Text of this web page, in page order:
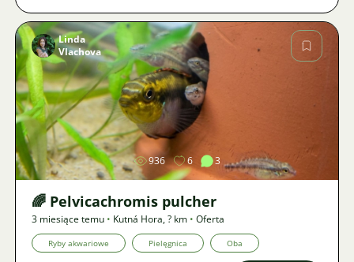
Zdjęcie
Linda
Vlachova
936 6 3
🌈 Pelvicachromis pulcher
3 miesiące temu • Kutná Hora,? km • Oferta
Ryby akwariowe Pielęgnica Oba